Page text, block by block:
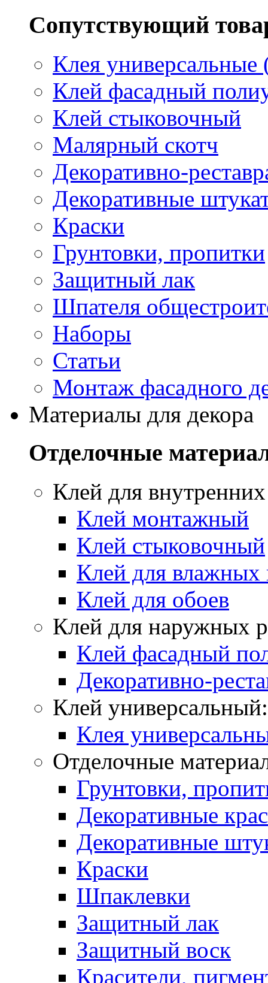
Сопутствующий
Клея универсальные
Клей фасадный
Клей стыковочный
Малярный скотч
Декоративно-
Декоративные
Краски
Грунтовки, пропитки
Защитный лак
Шпателя
Наборы
Статьи
Монтаж фасадного
Материалы для декора
Отделочные
Клей для
Клей монтажный
Клей стыковочный
Клей для
Клей для обоев
Клей для наружных
Клей фасадный
Декоративно-
Клей универсальный:
Клея
Отделочные
Грунтовки,
Декоративные
Декоративные
Краски
Шпаклевки
Защитный лак
Защитный воск
Красители,